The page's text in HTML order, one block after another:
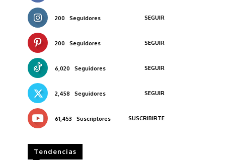
200 Seguidores SEGUIR
200 Seguidores SEGUIR
6,020 Seguidores SEGUIR
2,458 Seguidores SEGUIR
61,453 Suscriptores SUSCRIBIRTE
Tendencias